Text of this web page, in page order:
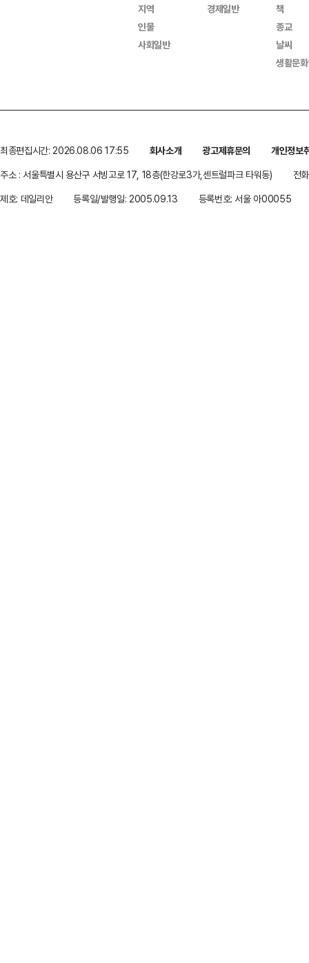
지역
인물
사회일반
경제일반
책
종교
날씨
생활문
최종편집시간: 2026.08.06 17:55 회사소개 광고제휴문의
개인정보
주소 : 서울특별시 용산구 서빙고로 17, 18층(한강로3가,센트럴파크 타워동)
전
제호: 데일리안
등록일/발행일: 2005.09.13 등록번호: 서울 아00055